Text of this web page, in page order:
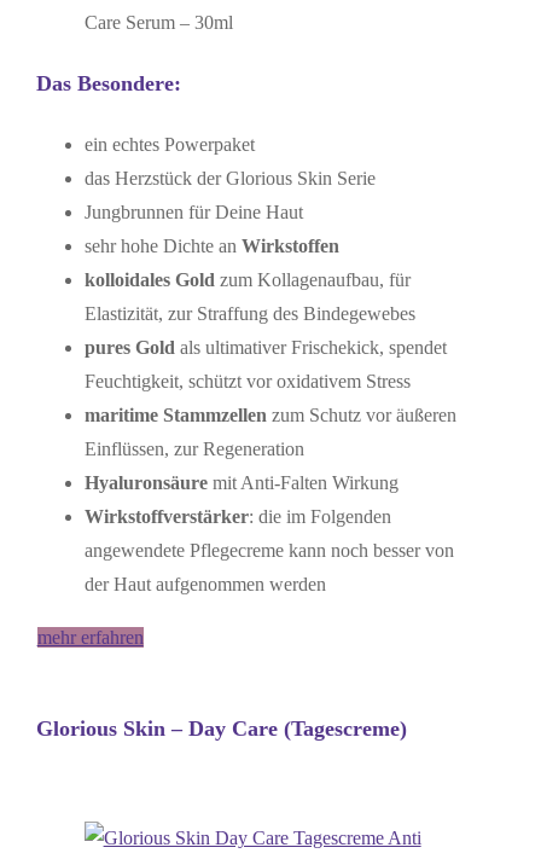
Care Serum – 30ml
Das Besondere:
ein echtes Powerpaket
das Herzstück der Glorious Skin Serie
Jungbrunnen für Deine Haut
sehr hohe Dichte an Wirkstoffen
kolloidales Gold zum Kollagenaufbau, für
Elastizität, zur Straffung des Bindegewebes
pures Gold als ultimativer Frischekick, spendet
Feuchtigkeit, schützt vor oxidativem Stress
maritime Stammzellen zum Schutz vor äußeren
Einflüssen, zur Regeneration
Hyaluronsäure mit Anti-Falten Wirkung
Wirkstoffverstärker: die im Folgenden
angewendete Pflegecreme kann noch besser von
der Haut aufgenommen werden
mehr erfahren
Glorious Skin – Day Care (Tagescreme)